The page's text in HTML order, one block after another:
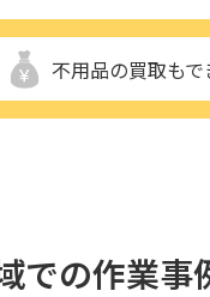
不用品の買取も
での作業事